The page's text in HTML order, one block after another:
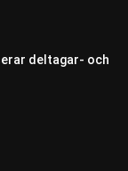
deltagar- och